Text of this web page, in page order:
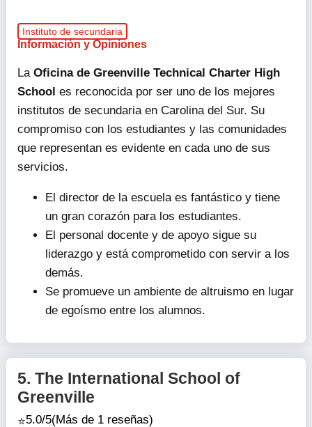
Instituto de secundaria
Información y Opiniones
La Oficina de Greenville Technical Charter High
School es reconocida por ser uno de los mejores
institutos de secundaria en Carolina del Sur. Su
compromiso con los estudiantes y las comunidades
que representan es evidente en cada uno de sus
servicios.
El director de la escuela es fantástico y tiene
un gran corazón para los estudiantes.
El personal docente y de apoyo sigue su
liderazgo y está comprometido con servir a los
demás.
Se promueve un ambiente de altruismo en lugar
de egoísmo entre los alumnos.
5. The International School of
Greenville
5.0/5(Más de 1 reseñas)